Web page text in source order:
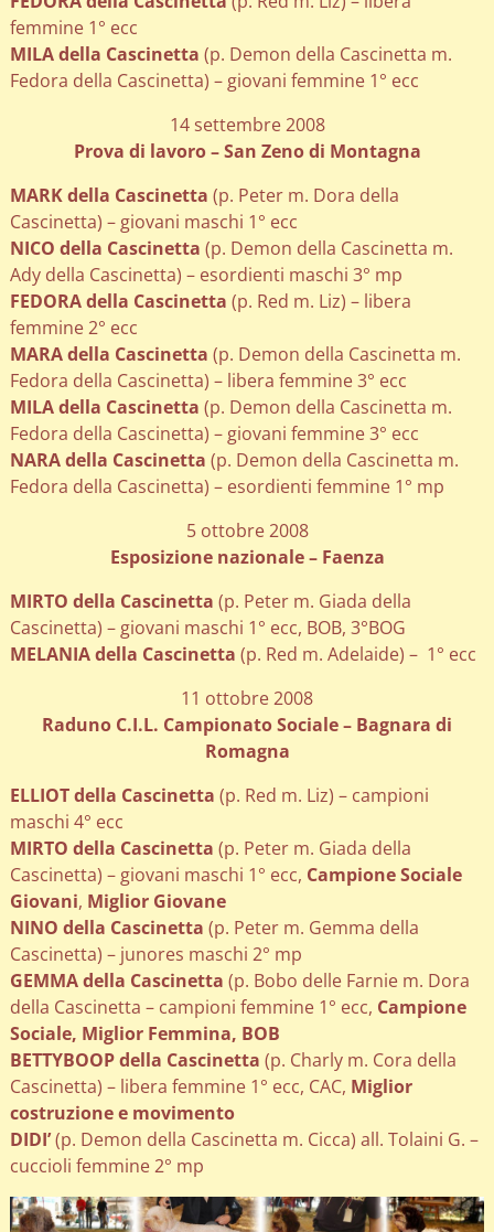
femmine 1° ecc
MILA della Cascinetta (p. Demon della Cascinetta m.
Fedora della Cascinetta) – giovani femmine 1° ecc
14 settembre 2008
Prova di lavoro – San Zeno di Montagna
MARK della Cascinetta (p. Peter m. Dora della
Cascinetta) – giovani maschi 1° ecc
NICO della Cascinetta (p. Demon della Cascinetta m.
Ady della Cascinetta) – esordienti maschi 3° mp
FEDORA della Cascinetta (p. Red m. Liz) – libera
femmine 2° ecc
MARA della Cascinetta (p. Demon della Cascinetta m.
Fedora della Cascinetta) – libera femmine 3° ecc
MILA della Cascinetta (p. Demon della Cascinetta m.
Fedora della Cascinetta) – giovani femmine 3° ecc
NARA della Cascinetta (p. Demon della Cascinetta m.
Fedora della Cascinetta) – esordienti femmine 1° mp
5 ottobre 2008
Esposizione nazionale – Faenza
MIRTO della Cascinetta (p. Peter m. Giada della
Cascinetta) – giovani maschi 1° ecc, BOB, 3°BOG
MELANIA della Cascinetta (p. Red m. Adelaide) – 1° ecc
11 ottobre 2008
Raduno C.I.L. Campionato Sociale – Bagnara di
Romagna
ELLIOT della Cascinetta (p. Red m. Liz) – campioni
maschi 4° ecc
MIRTO della Cascinetta (p. Peter m. Giada della
Cascinetta) – giovani maschi 1° ecc, Campione Sociale
Giovani, Miglior Giovane
NINO della Cascinetta (p. Peter m. Gemma della
Cascinetta) – junores maschi 2° mp
GEMMA della Cascinetta (p. Bobo delle Farnie m. Dora
della Cascinetta – campioni femmine 1° ecc, Campione
Sociale, Miglior Femmina, BOB
BETTYBOOP della Cascinetta (p. Charly m. Cora della
Cascinetta) – libera femmine 1° ecc, CAC, Miglior
costruzione e movimento
DIDI’(p. Demon della Cascinetta m. Cicca) all. Tolaini G. –
cuccioli femmine 2° mp